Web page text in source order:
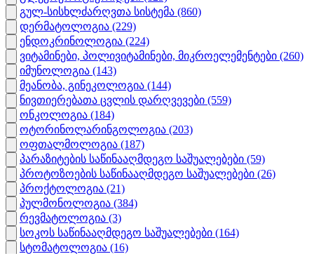
გულ-სისხლძარღვთა სისტემა (860)
დერმატოლოგია (229)
ენდოკრინოლოგია (224)
ვიტამინები, პოლივიტამინები, მიკროელემენტები (260)
იმუნოლოგია (143)
მეანობა, გინეკოლოგია (144)
ნივთიერებათა ცვლის დარღვევები (559)
ონკოლოგია (184)
ოტორინოლარინგოლოგია (203)
ოფთალმოლოგია (187)
პარაზიტების საწინააღმდეგო საშუალებები (59)
პროტოზოების საწინააღმდეგო საშუალებები (26)
პროქტოლოგია (21)
პულმონოლოგია (384)
რევმატოლოგია (3)
სოკოს საწინააღმდეგო საშუალებები (164)
სტომატოლოგია (16)